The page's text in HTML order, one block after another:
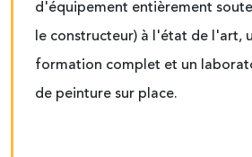
d'équipement entièrement
le constructeur) à l'état de l'art,
formation complet et un
de peinture sur place.